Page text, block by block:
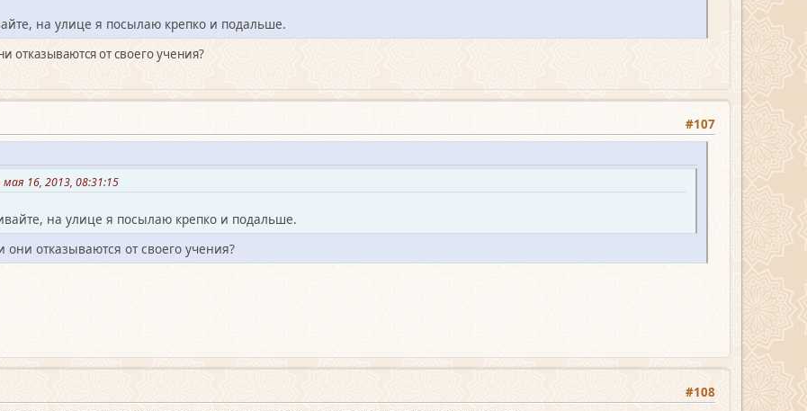
на улице я посылаю крепко и подальше.
отказываются от своего учения?
#107
16, 2013, 08:31:15
на улице я посылаю крепко и подальше.
они отказываются от своего учения?
#108